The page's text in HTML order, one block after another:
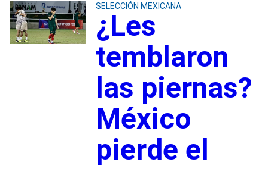
SELECCIÓN MEXICANA
¿Les
temblaron
las piernas?
México
pierde el